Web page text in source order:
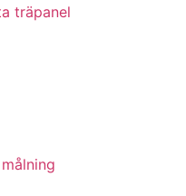
träpanel